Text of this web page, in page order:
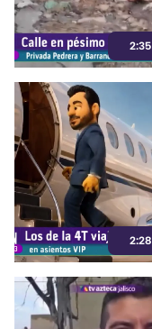
2:35
2:28